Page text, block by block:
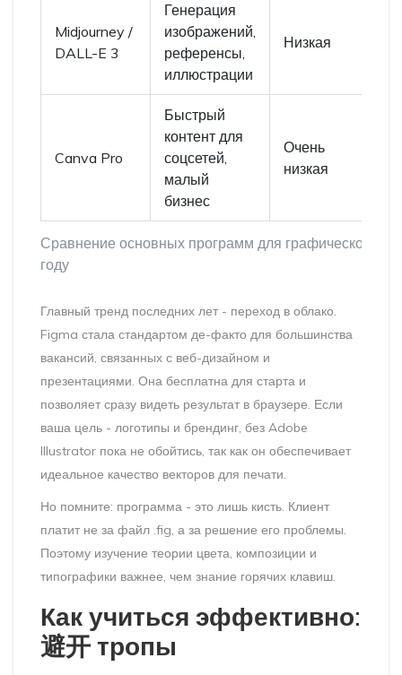
Сравнение основных программ для графического
году
Midjourney /
DALL-E 3
Генерация
изображений,
референсы,
иллюстрации
Низкая
Canva Pro
Быстрый
контент для
соцсетей,
малый
бизнес
Очень
низкая
Главный тренд последних лет - переход в облако.
Figma стала стандартом де-факто для большинства
вакансий, связанных с веб-дизайном и
презентациями. Она бесплатна для старта и
позволяет сразу видеть результат в браузере. Если
ваша цель - логотипы и брендинг, без Adobe
Illustrator пока не обойтись, так как он обеспечивает
идеальное качество векторов для печати.
Но помните: программа - это лишь кисть. Клиент
платит не за файл .fig, а за решение его проблемы.
Поэтому изучение теории цвета, композиции и
типографики важнее, чем знание горячих клавиш.
Как учиться эффективно:
避开 тропы